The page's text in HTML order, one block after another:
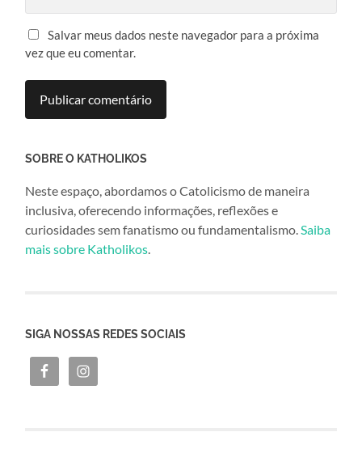
Salvar meus dados neste navegador para a próxima
vez que eu comentar.
SOBRE O KATHOLIKOS
Neste espaço, abordamos o Catolicismo de maneira
inclusiva, oferecendo informações, reflexões e
curiosidades sem fanatismo ou fundamentalismo. Saiba
mais sobre Katholikos
SIGA NOSSAS REDES SOCIAIS